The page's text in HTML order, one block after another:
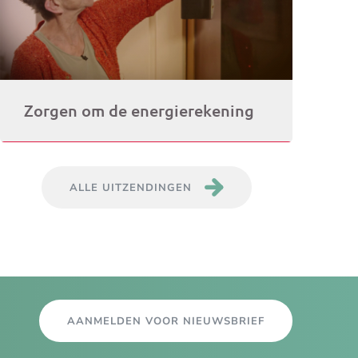
Zorgen om de energierekening
ALLE UITZENDINGEN
AANMELDEN VOOR NIEUWSBRIEF